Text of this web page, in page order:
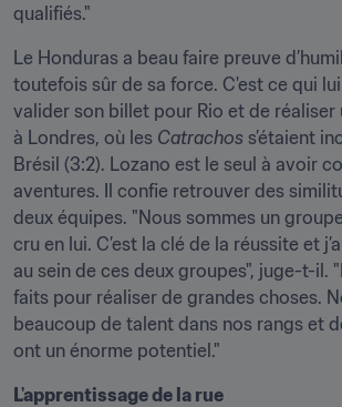
qualifiés."
Le Honduras a beau faire preuve
toutefois sûr de sa force. C'est ce qui
valider son billet pour Rio et de réaliser
à Londres, où les Catrachos s’étaient
Brésil (3:2). Lozano est le seul à avoir
aventures. Il confie retrouver des
deux équipes. "Nous sommes un
cru en lui. C’est la clé de la réussite et
au sein de ces deux groupes", juge-t-il.
faits pour réaliser de grandes choses.
beaucoup de talent dans nos rangs et
ont un énorme potentiel."
L'apprentissage de la rue